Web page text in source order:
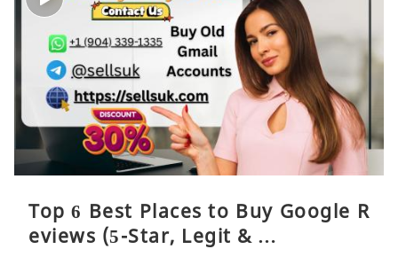
Top 6 Best Places to Buy Google R
eviews (5-Star, Legit & …